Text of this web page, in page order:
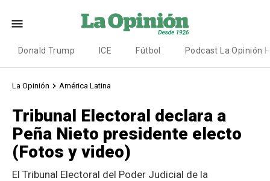
Donald Trump ICE Fútbol Podcast La Opinión
La Opinión América Latina
Tribunal Electoral declara a
Peña Nieto presidente electo
(Fotos y video)
El Tribunal Electoral del Poder Judicial de la